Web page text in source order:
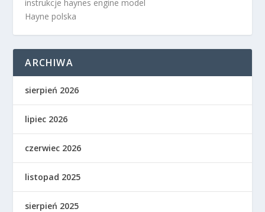
instrukcje haynes engine model
Hayne polska
ARCHIWA
sierpień 2026
lipiec 2026
czerwiec 2026
listopad 2025
sierpień 2025